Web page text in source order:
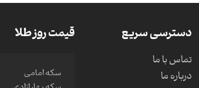
دسترسی سریع
تماس با ما
درباره ما
قیمت روز طلا
سکه امامی